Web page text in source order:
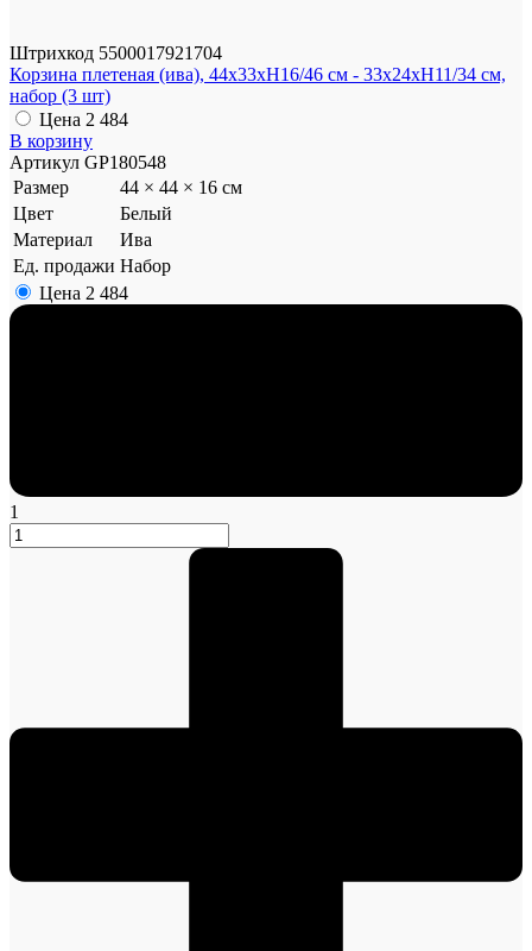
Штрихкод 5500017921704
Корзина плетеная (ива), 44x33xH16/46 см - 33x24xH11/34 см,
набор (3 шт)
Цена 2 484
В корзину
Артикул GP180548
Размер
44 × 44 × 16 см
Цвет
Белый
Материал
Ива
Ед. продажи Набор
Цена 2 484
1